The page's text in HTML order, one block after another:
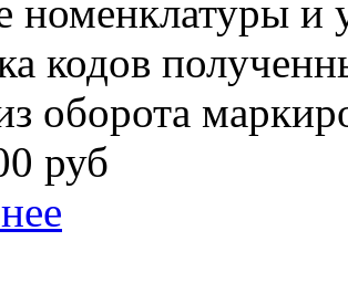
номенклатуры и
кодов
оборота
руб